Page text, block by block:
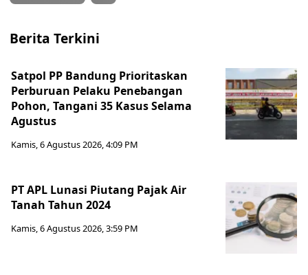
Berita Terkini
Satpol PP Bandung Prioritaskan
Perburuan Pelaku Penebangan
Pohon, Tangani 35 Kasus Selama
Agustus
Kamis, 6 Agustus 2026, 4:09 PM
PT APL Lunasi Piutang Pajak Air
Tanah Tahun 2024
Kamis, 6 Agustus 2026, 3:59 PM